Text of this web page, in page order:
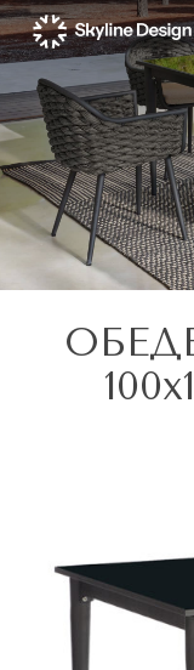
Skip
to
main
content